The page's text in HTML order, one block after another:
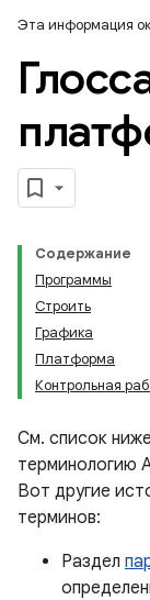
Эта информация
Содержание
Программы
Строить
Графика
Платформа
Контрольная
См. список
терминологию
Вот другие
терминов:
Раздел